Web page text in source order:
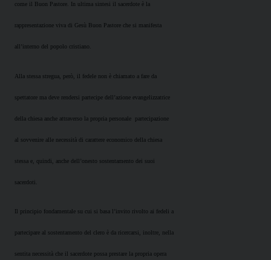
come il Buon Pastore. In ultima sintesi il sacerdote è la
rappresentazione viva di Gesù Buon Pastore che si manifesta
all’interno del popolo cristiano.
Alla stessa stregua, però, il fedele non è chiamato a fare da
spettatore ma deve rendersi partecipe dell’azione evangelizzatrice
della chiesa anche attraverso la propria personale partecipazione
al sovvenire alle necessità di carattere economico della chiesa
stessa e, quindi, anche dell’onesto sostentamento dei suoi
sacerdoti.
Il principio fondamentale su cui si basa l’invito rivolto ai fedeli a
partecipare al sostentamento del clero è da ricercarsi, inoltre, nella
sentita necessità che il sacerdote possa prestare la propria opera